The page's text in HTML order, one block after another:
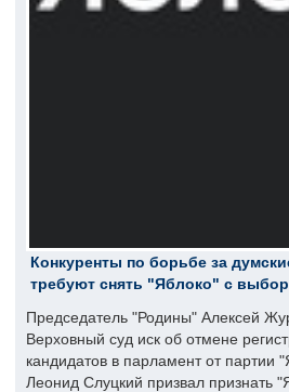
Конкуренты по борьбе за
требуют снять "Яблоко" с
Председатель "Родины" Алексей
Верховный суд иск об отмене
кандидатов в парламент от партии
Леонид Слуцкий призвал признать